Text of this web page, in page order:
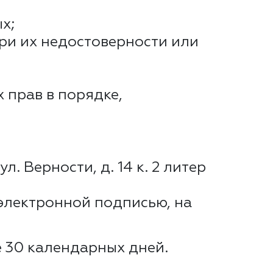
их недостоверности или
в порядке,
Верности, д. 14 к. 2 литер
подписью, на
30 календарных дней.